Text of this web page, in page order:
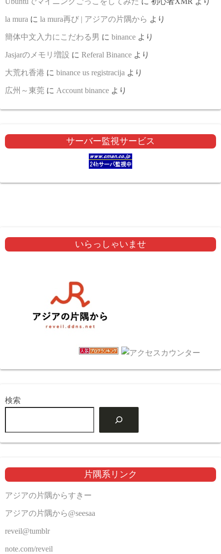
la mura に la mura再び | アジアの片隅から より
簡体中文入力にこだわる男 に binance より
Jasjarのメモリ増設 に Referal Binance より
大荒れ香港 に binance us registracija より
広州～東莞 に Account binance より
サーバー監視サービス
いらっしゃいませ
検索
片隅系リンク
アジアの片隅からすきー
アジアの片隅から@seesaa
reveil@tumblr
note.com/reveil